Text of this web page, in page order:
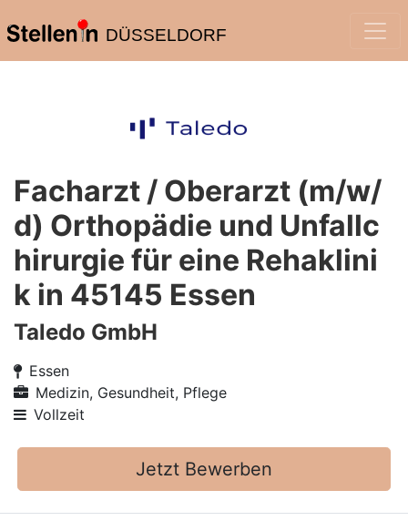
DÜSSELDORF
Facharzt / Oberarzt (m/w/
d) Orthopädie und Unfallc
hirurgie für eine Rehaklini
k in 45145 Essen
Taledo GmbH
Essen
Medizin, Gesundheit, Pflege
Vollzeit
Jetzt Bewerben